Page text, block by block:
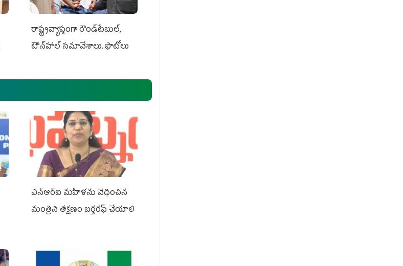
రాష్ట్రవ్యాప్తంగా రౌండ్‌టేబుల్‌,
టౌన్‌హాల్‌ సమావేశాలు..ఫొటోలు
ఎన్ఆర్ఐ మహిళను వేధించిన
మంత్రిని త‌క్ష‌ణం బ‌ర్త‌ర‌ఫ్ చేయాలి